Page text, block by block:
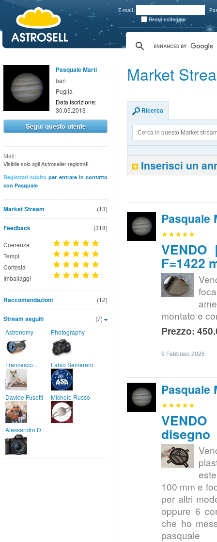
E-mail:
Resta collegato
Pasquale Marti
bari
Puglia
Data iscrizione:
30.05.2013
Segui questo utente
Mail:
Visibile solo agli Astroseller registrati.
Registrati subito per entrare in contatto
con Pasquale
(13)
Market Stream
Feedback (318)
Coerenza
Tempi
Cortesia
Imballaggi
(12)
Raccomandazioni
(7)
Stream seguiti
Astronomy Photography
Francesco... Fabio Semeraro
Davide Fusetti Michele Russo
Alessandro D.
Market
Ricerca
Inserisci un
Pasquale
F=1422
montato e
Prezzo:
9 Febbraio 2026
Pasquale
disegno
100 mm e
per altri
oppure 6
che ho
pasquale